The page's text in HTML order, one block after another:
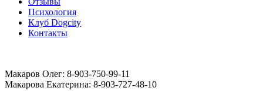
Психология
Клуб Dogcity
Контакты
Макаров Олег: 8-903-750-99-11
Макарова Екатерина: 8-903-727-48-10